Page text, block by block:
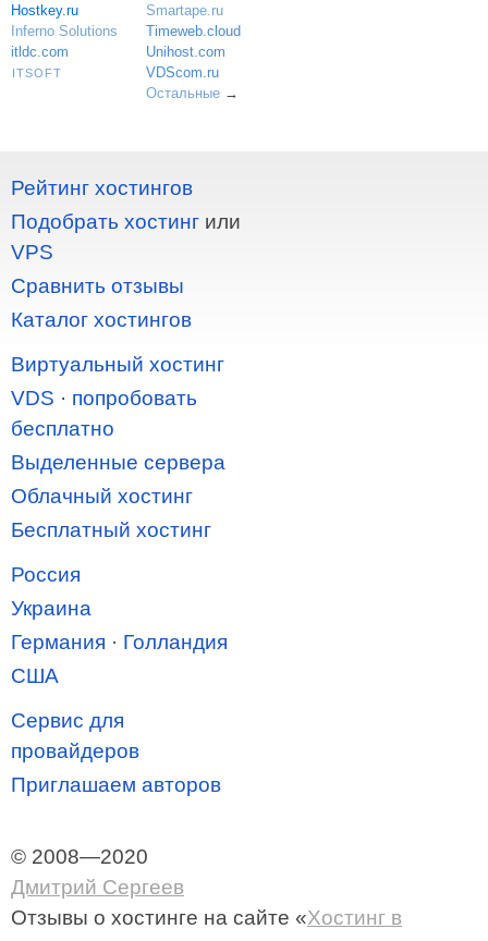
Hostkey.ru
Inferno Solutions
itldc.com
ITSOFT
Smartape.ru
Timeweb.cloud
Unihost.com
VDScom.ru
Остальные→
Рейтинг хостингов
Подобрать хостинг или
VPS
Сравнить отзывы
Каталог хостингов
Виртуальный хостинг
VDS · попробовать
бесплатно
Выделенные сервера
Облачный хостинг
Бесплатный хостинг
Россия
Украина
Германия · Голландия
США
Сервис для
провайдеров
Приглашаем авторов
© 2008—2020
Дмитрий Сергеев
Отзывы о хостинге на сайте «Хостинг в